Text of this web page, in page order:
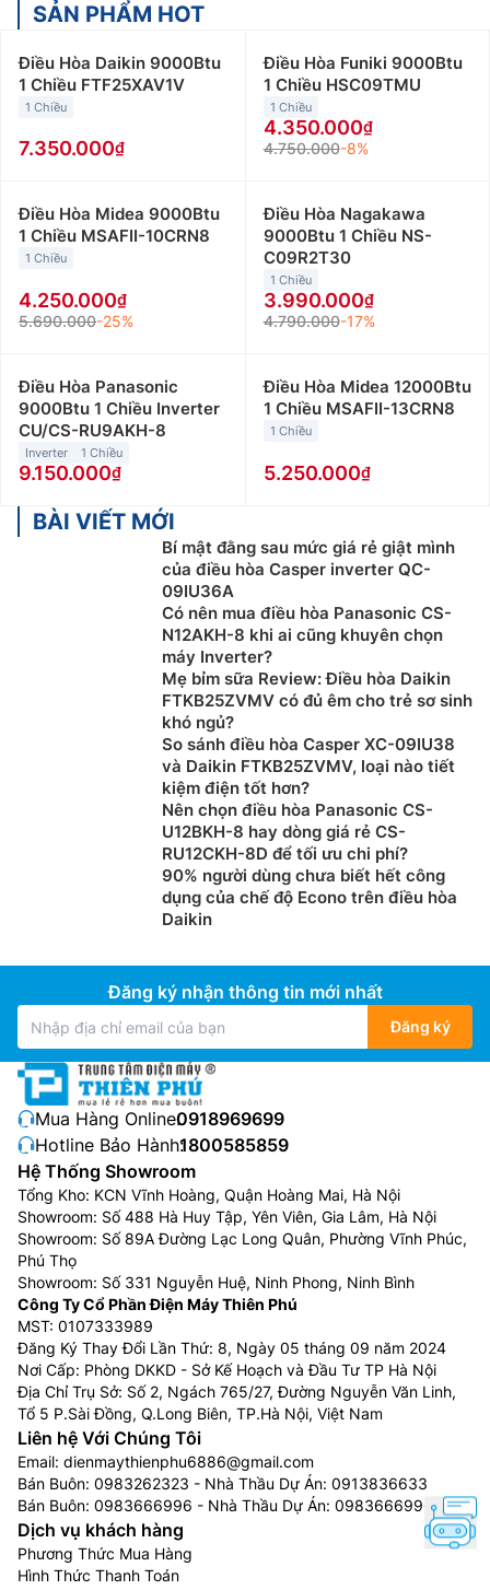
SẢN PHẨM HOT
Điều Hòa Daikin 9000Btu
1 Chiều FTF25XAV1V
1 Chiều
7.350.000
Điều Hòa Funiki 9000Btu
1 Chiều HSC09TMU
1 Chiều
4.350.000
4.750.000-8%
Điều Hòa Midea 9000Btu
1 Chiều MSAFII-10CRN8
1 Chiều
4.250.000
5.690.000-25%
Điều Hòa Nagakawa
9000Btu 1 Chiều NS-
C09R2T30
1 Chiều
3.990.000
4.790.000-17%
Điều Hòa Panasonic
9000Btu 1 Chiều Inverter
CU/CS-RU9AKH-8
Inverter 1 Chiều
9.150.000
Điều Hòa Midea 12000Btu
1 Chiều MSAFII-13CRN8
1 Chiều
5.250.000
BÀI VIẾT MỚI
Bí mật đằng sau mức giá rẻ giật mình
của điều hòa Casper inverter QC-
09IU36A
Có nên mua điều hòa Panasonic CS-
N12AKH-8 khi ai cũng khuyên chọn
máy Inverter?
Mẹ bỉm sữa Review: Điều hòa Daikin
FTKB25ZVMV có đủ êm cho trẻ sơ sinh
khó ngủ?
So sánh điều hòa Casper XC-09IU38
và Daikin FTKB25ZVMV, loại nào tiết
kiệm điện tốt hơn?
Nên chọn điều hòa Panasonic CS-
U12BKH-8 hay dòng giá rẻ CS-
RU12CKH-8D để tối ưu chi phí?
90% người dùng chưa biết hết công
dụng của chế độ Econo trên điều hòa
Daikin
Đăng ký nhận thông tin mới nhất
Đăng ký
Mua Hàng Online:0918969699
Hotline Bảo Hành:1800585859
Hệ Thống Showroom
Tổng Kho: KCN Vĩnh Hoàng, Quận Hoàng Mai, Hà Nội
Showroom: Số 488 Hà Huy Tập, Yên Viên, Gia Lâm, Hà Nội
Showroom: Số 89A Đường Lạc Long Quân, Phường Vĩnh Phúc,
Phú Thọ
Showroom: Số 331 Nguyễn Huệ, Ninh Phong, Ninh Bình
Công Ty Cổ Phần Điện Máy Thiên Phú
MST: 0107333989
Đăng Ký Thay Đổi Lần Thứ: 8, Ngày 05 tháng 09 năm 2024
Nơi Cấp: Phòng DKKD - Sở Kế Hoạch và Đầu Tư TP Hà Nội
Địa Chỉ Trụ Sở: Số 2, Ngách 765/27, Đường Nguyễn Văn Linh,
Tổ 5 P.Sài Đồng, Q.Long Biên, TP.Hà Nội, Việt Nam
Liên hệ Với Chúng Tôi
Email: dienmaythienphu6886@gmail.com
Bán Buôn: 0983262323 - Nhà Thầu Dự Án: 0913836633
Bán Buôn: 0983666996 - Nhà Thầu Dự Án: 0983666996
Dịch vụ khách hàng
Phương Thức Mua Hàng
Hình Thức Thanh Toán